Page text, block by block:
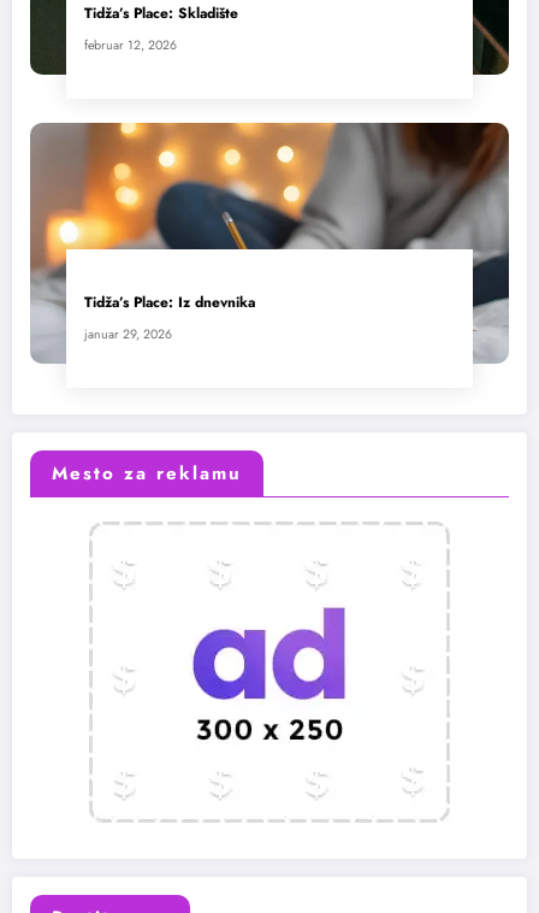
Tidža’s Place: Skladište
februar 12, 2026
Tidža’s Place: Iz dnevnika
januar 29, 2026
Mesto za reklamu